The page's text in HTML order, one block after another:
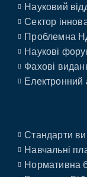
Науковий
Сектор
Проблемна
Наукові
Фахові
Електронний
Стандарти
Навчальні
Нормативна